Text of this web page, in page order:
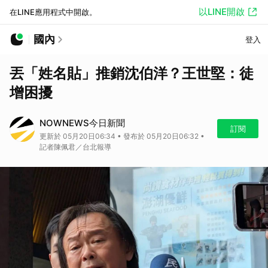
在LINE應用程式中開啟。 以LINE開啟
國內 登入
丟「姓名貼」推銷沈伯洋？王世堅：徒
增困擾
NOWNEWS今日新聞
更新於 05月20日06:34 • 發布於 05月20日06:32 •
記者陳佩君／台北報導
訂閱